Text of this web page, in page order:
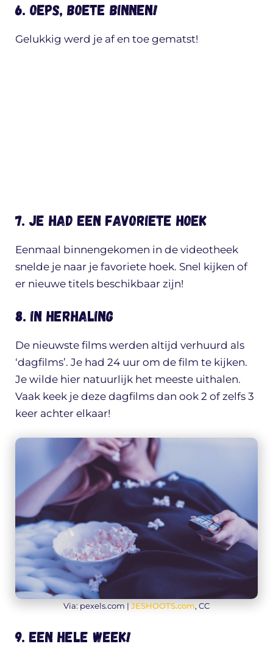
6. Oeps, boete binnen!
Gelukkig werd je af en toe gematst!
7. Je had een favoriete hoek
Eenmaal binnengekomen in de videotheek
snelde je naar je favoriete hoek. Snel kijken of
er nieuwe titels beschikbaar zijn!
8. In herhaling
De nieuwste films werden altijd verhuurd als
‘dagfilms’. Je had 24 uur om de film te kijken.
Je wilde hier natuurlijk het meeste uithalen.
Vaak keek je deze dagfilms dan ook 2 of zelfs 3
keer achter elkaar!
Via: pexels.com | JESHOOTS.com, CC
9. Een hele week!